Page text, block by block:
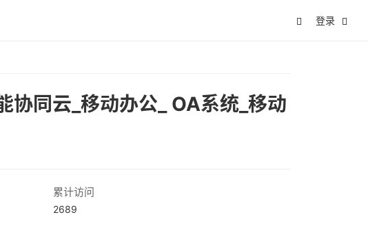
登录
同云_移动办公_ OA系统_移动
累计访问
2689